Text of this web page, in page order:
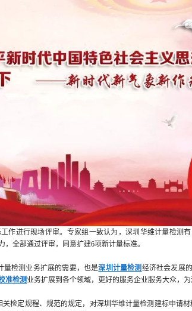
作进行现场评审。专家组一致认为，深圳华维计量检测
全部通过评审，同意扩建6项新计量标准。
量检测业务扩展的需要，也是深圳计量检测 经济社会发展
准检测业务扩展到各个领域，更好的服务企业服务大众，
检定规程、规范的规定，对深圳华维计量检测建标申请